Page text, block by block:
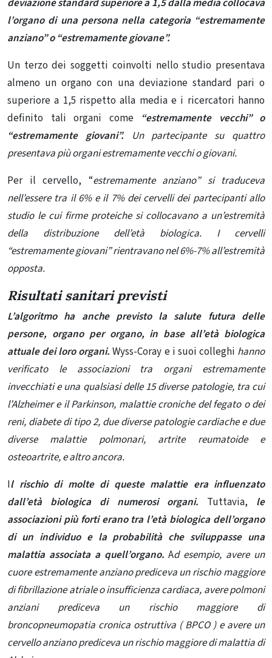
deviazione standard superiore a 1,5 dalla media collocava
l’organo di una persona nella categoria “estremamente
anziano” o “estremamente giovane”.
Un terzo dei soggetti coinvolti nello studio presentava
almeno un organo con una deviazione standard pari o
superiore a 1,5 rispetto alla media e i ricercatori hanno
definito tali organi come“estremamente vecchi” o
“estremamente giovani”.
Un partecipante su quattro
presentava più organi estremamente vecchi o giovani.
Per il cervello, “estremamente anziano” si traduceva
nell’essere tra il 6% e il 7% dei cervelli dei partecipanti allo
studio le cui firme proteiche si collocavano a un’estremità
della distribuzione dell’età biologica. I cervelli
“estremamente giovani” rientravano nel 6%-7% all’estremità
opposta.
Risultati sanitari previsti
L’algoritmo ha anche previsto la salute futura delle
persone, organo per organo, in base all’età biologica
attuale dei loro organi. Wyss-Coray e i suoi colleghi hanno
verificato le associazioni tra organi estremamente
invecchiati e una qualsiasi delle 15 diverse patologie, tra cui
l’Alzheimer e il Parkinson, malattie croniche del fegato o dei
reni, diabete di tipo 2, due diverse patologie cardiache e due
diverse malattie polmonari, artrite reumatoide e
osteoartrite, e altro ancora.
Il rischio di molte di queste malattie era influenzato
dall’età biologica di numerosi organi.
Tuttavia, le
associazioni più forti erano tra l’età biologica dell’organo
di un individuo e la probabilità che sviluppasse una
malattia associata a quell’organo. Ad esempio, avere un
cuore estremamente anziano prediceva un rischio maggiore
di fibrillazione atriale o insufficienza cardiaca, avere polmoni
anziani prediceva un rischio maggiore di
broncopneumopatia cronica ostruttiva (BPCO ) e avere un
cervello anziano prediceva un rischio maggiore di malattia di